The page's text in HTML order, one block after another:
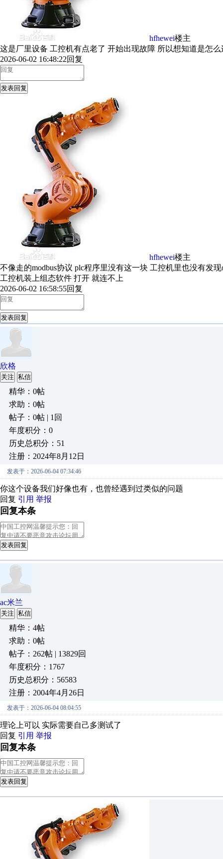
hfhewei楼主
这是厂里设备 工控机有点老了 开始出现故障 所以想知道是怎
2026-06-02 16:48:22回复
发表回复
hfhewei楼主
不像走的modbus协议 plc程序里没有这一块 工控机里也没有发
工控机装上组态软件 打开 就连不上
2026-06-02 16:58:55回复
发表回复
欣格
关注 私信
精华：0帖
求助：0帖
帖子：0帖 | 1回
年度积分：0
历史总积分：51
注册：2024年8月12日
发表于：2026-06-04 07:34:46
你这个设备我们好像也有，也曾经遇到过类似的问题
回复 引用 举报
回复本条
发表回复
ac米兰
关注 私信
精华：4帖
求助：0帖
帖子：262帖 | 13829回
年度积分：1767
历史总积分：56583
注册：2004年4月26日
发表于：2026-06-04 08:04:55
理论上可以 实际需要自己多测试了
回复 引用 举报
回复本条
发表回复